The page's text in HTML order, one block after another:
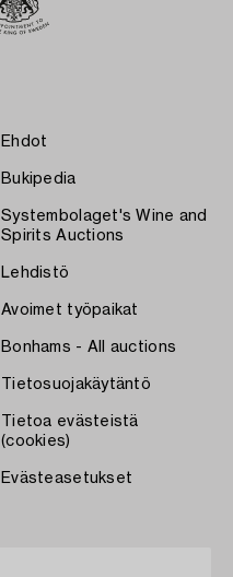
Ehdot
Bukipedia
Systembolaget's Wine and
Spirits Auctions
Lehdistö
Avoimet työpaikat
Bonhams - All auctions
Tietosuojakäytäntö
Tietoa evästeistä
(cookies)
Evästeasetukset